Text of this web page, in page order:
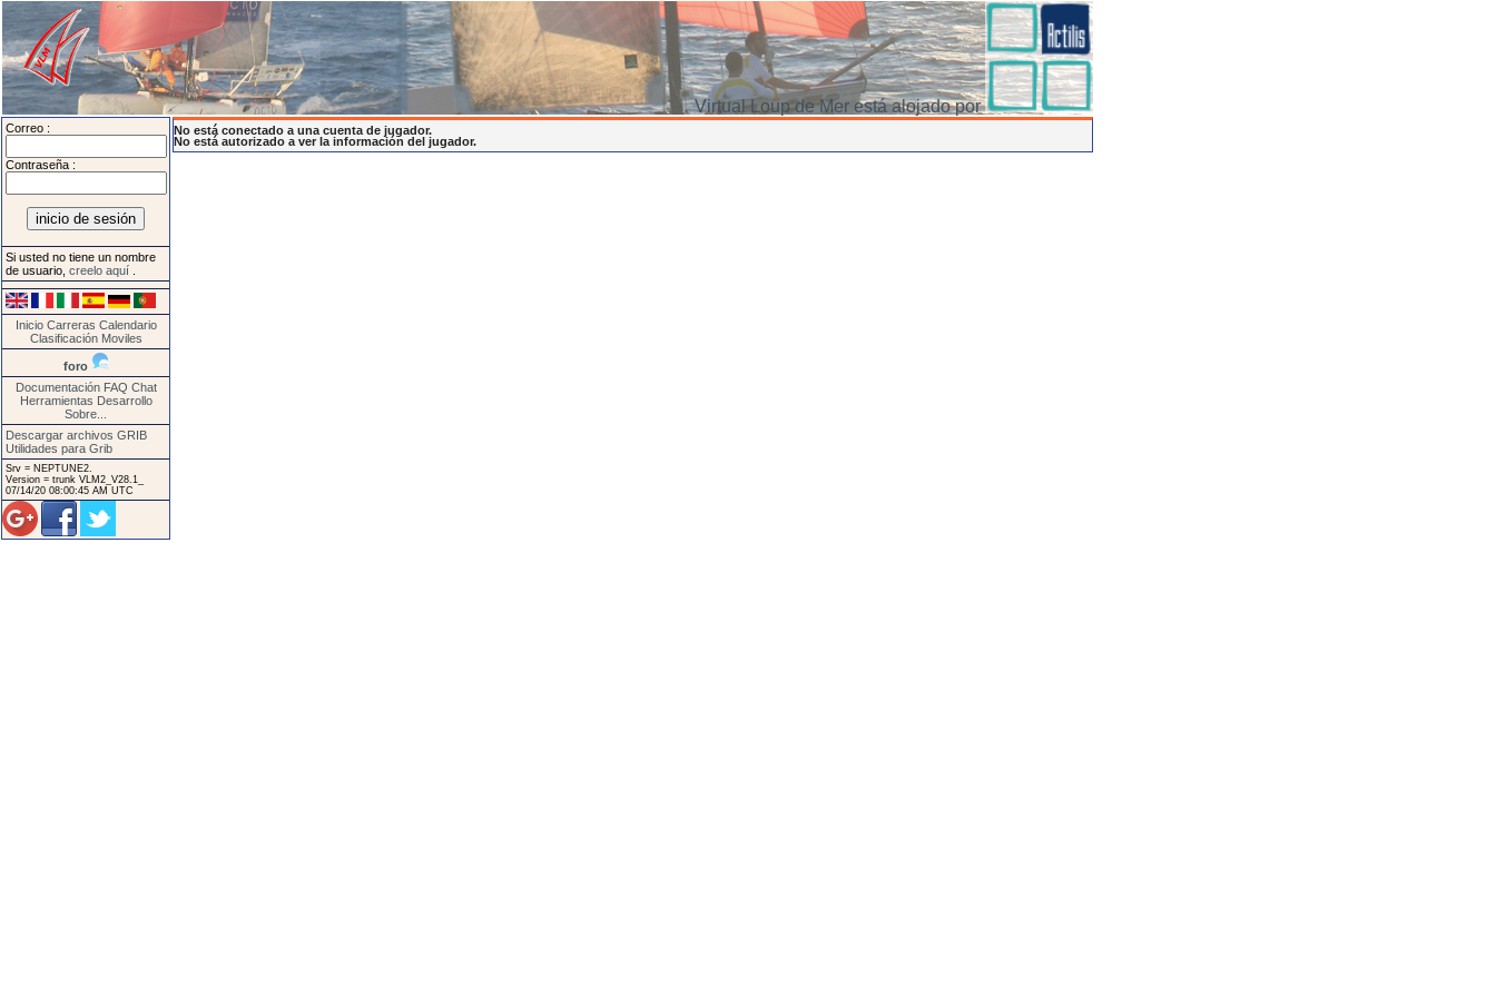
Virtual Loup de Mer está alojado por
Correo :
Contraseña :
Si usted no tiene un nombre
de usuario, creelo aquí
Inicio Carreras Calendario
Clasificación Moviles
foro
Documentación FAQ Chat
Herramientas Desarrollo
Sobre...
Descargar archivos GRIB
Utilidades para Grib
Srv = NEPTUNE2.
Version = trunk VLM2_V28.1_
07/14/20 08:00:45 AM UTC
No está conectado a una cuenta de jugador.
No está autorizado a ver la información del jugador.